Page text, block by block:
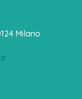
Milano